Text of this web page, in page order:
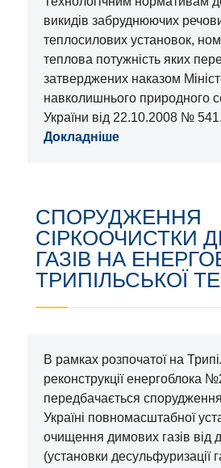
викидів забруднюючих
теплосилових установок,
теплова потужність яких
затверджених наказом
навколишнього природного
України від 22.10.2008 № 541.
Докладніше
CПОРУДЖЕННЯ
СІРКООЧИСТКИ
ГАЗІВ НА
ТРИПІЛЬСЬКОЇ
В рамках розпочатої на
реконструкції енергоблока
передбачається
Україні повномасштабної
очищення димових газів від
(установки десульфуризації